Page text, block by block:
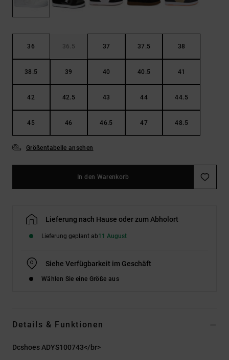
36 36.5 37 37.5 38
38.5 39 40 40.5 41
42 42.5 43 44 44.5
45 46 46.5 47 48.5
Größentabelle ansehen
In den Warenkorb
Lieferung nach Hause oder zum Abholort
Lieferung geplant ab11 August
Siehe Verfügbarkeit im Geschäft
Wählen Sie eine Größe aus
Details & Funktionen
Dcshoes ADYS100743</br>